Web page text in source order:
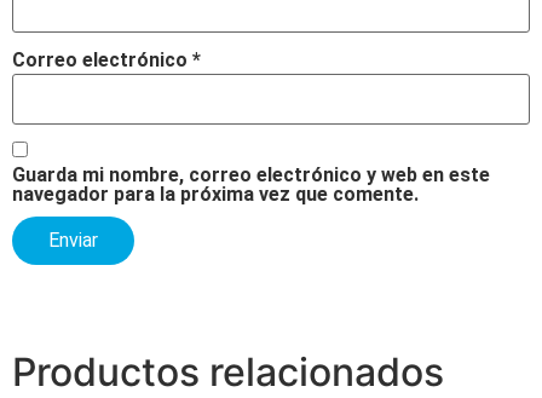
Correo electrónico *
Guarda mi nombre, correo electrónico y web en este
navegador para la próxima vez que comente.
Productos relacionados